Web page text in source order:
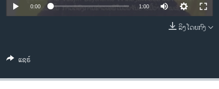
ວີດີໂອ
ລາຍງານ
0:00 1:00
ລິງໂດຍກົງ
ແຊຣ໌